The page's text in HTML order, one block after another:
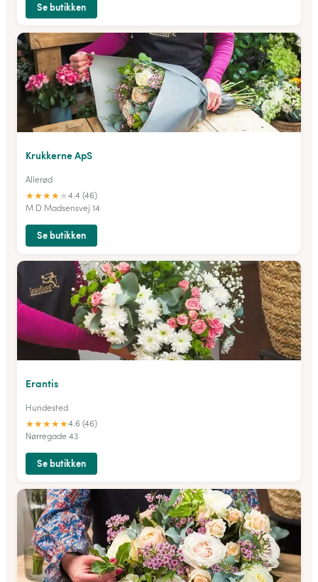
Se butikken
Krukkerne ApS
Allerød
★★★★★4.4 (46)
M D Madsensvej 14
Se butikken
Erantis
Hundested
★★★★★4.6 (46)
Nørregade 43
Se butikken